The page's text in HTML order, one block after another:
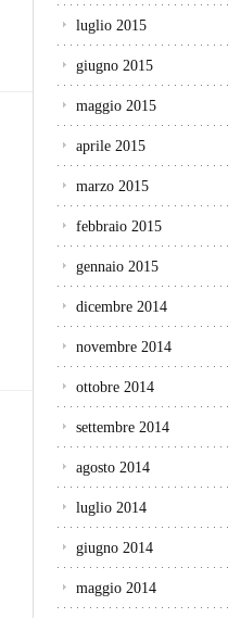
luglio 2015
giugno 2015
maggio 2015
aprile 2015
marzo 2015
febbraio 2015
gennaio 2015
dicembre 2014
novembre 2014
ottobre 2014
settembre 2014
agosto 2014
luglio 2014
giugno 2014
maggio 2014